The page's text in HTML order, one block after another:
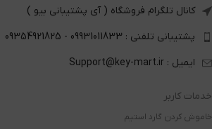
کانال تلگرام فروشگاه ( آی پشتیبانی بیو )
پشتیبانی تلفنی : 09931011833 - 09354921825
ایمیل : Support@key-mart.ir
خدمات کاربر
خاموش کردن گارد استیم